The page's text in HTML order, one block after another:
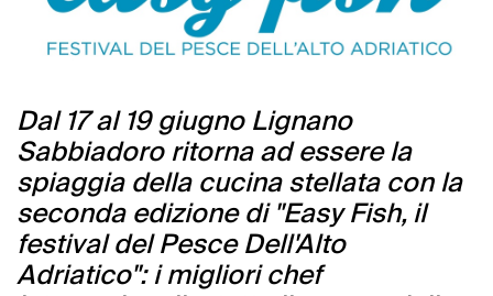
Dal 17 al 19 giugno Lignano
Sabbiadoro ritorna ad essere la
spiaggia della cucina stellata con la
seconda edizione di "Easy Fish, il
festival del Pesce Dell'Alto
Adriatico": i migliori chef